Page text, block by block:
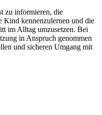
zu informieren, die
Kind kennenzulernen und die
im Alltag umzusetzen. Bei
in Anspruch genommen
und sicheren Umgang mit